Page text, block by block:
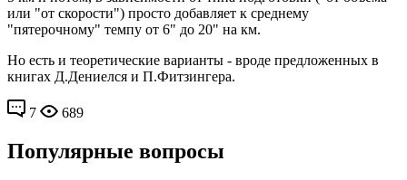
или "от скорости") просто добавляет к среднему
"пятерочному" темпу от 6" до 20" на км.
Но есть и теоретические варианты - вроде предложенных в
книгах Д.Дениелся и П.Фитзингера.
7 689
Популярные вопросы